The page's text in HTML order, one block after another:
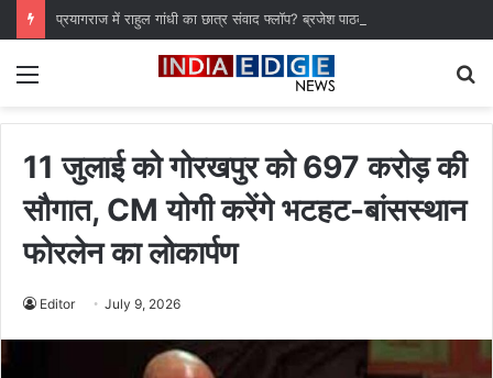
Menu
11 जुलाई को गोरखपुर को 697 करोड़ की
सौगात, CM योगी करेंगे भटहट-बांसस्थान
फोरलेन का लोकार्पण
Editor July 9, 2026